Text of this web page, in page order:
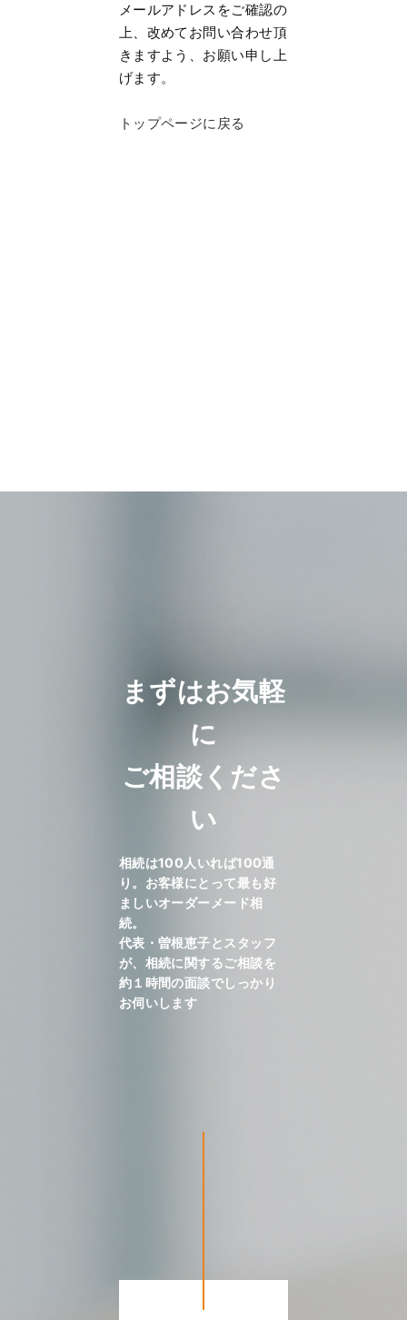
メールアドレスをご確認の
上、改めてお問い合わせ頂
きますよう、お願い申し上
げます。
トップページに戻る
まずはお気軽
に
ご相談くださ
い
相続は100人いれば100通
り。お客様にとって最も好
ましいオーダーメード相
続。
代表・曽根恵子とスタッフ
が、相続に関するご相談を
約１時間の面談でしっかり
お伺いします